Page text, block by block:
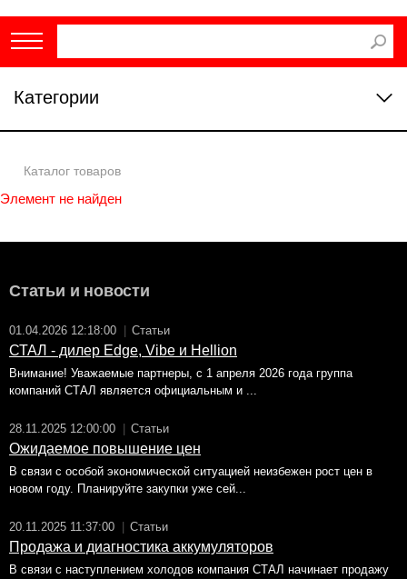
Категории
Каталог товаров
Элемент не найден
Статьи и новости
01.04.2026 12:18:00 Статьи
СТАЛ - дилер Edge, Vibe и Hellion
Внимание! Уважаемые партнеры, с 1 апреля 2026 года группа
компаний СТАЛ является официальным и ...
28.11.2025 12:00:00 Статьи
Ожидаемое повышение цен
В связи с особой экономической ситуацией неизбежен рост цен в
новом году. Планируйте закупки уже сей...
20.11.2025 11:37:00 Статьи
Продажа и диагностика аккумуляторов
В связи с наступлением холодов компания СТАЛ начинает продажу